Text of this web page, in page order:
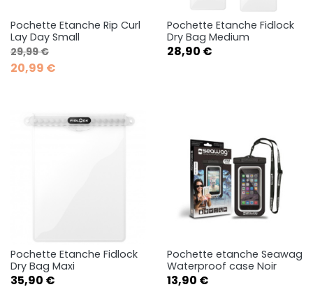
Pochette Etanche Rip Curl
Lay Day Small
Prix de base
29,99 €Prix
20,99 €
Pochette Etanche Fidlock
Dry Bag Medium
Prix
28,90 €
Pochette Etanche Fidlock
Dry Bag Maxi
Prix
35,90 €
Pochette etanche Seawag
Waterproof case Noir
Prix
13,90 €